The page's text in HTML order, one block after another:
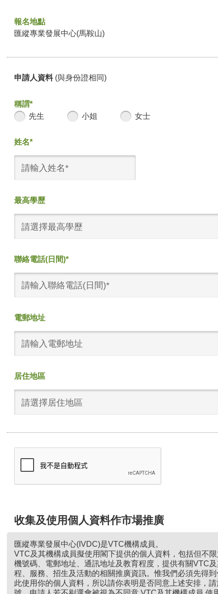
報名地點
匯縱專業發展中心(馬鞍山)
申請人資料 (與身份證相同)
稱謂*
先生
小姐 女士
姓名*
最高學歷
請選擇最高學歷
聯絡電話(日間)*
電郵地址
居住地區
請選擇居住地區
收集及使用個人資料作市場推廣
匯縱專業發展中心(IVDC)是VTC機構成員。
VTC及其機構成員擬使用閣下提供的個人資料，包括但不
機號碼、電郵地址、通訊地址及教育程度，提供有關VTC
程、服務、招生及活動的相關推廣資訊。惟我們必須先得
此使用你的個人資料，所以請你表明是否同意上述安排，